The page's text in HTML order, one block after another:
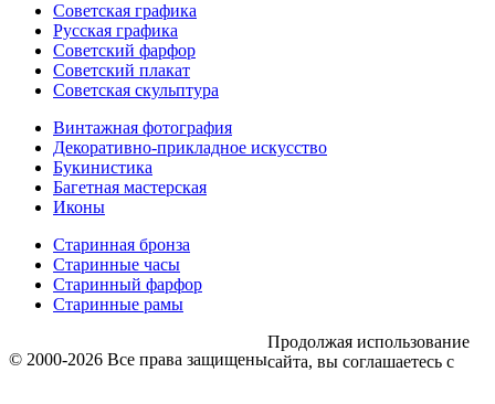
Советская графика
Русская графика
Советский фарфор
Советский плакат
Советская скульптура
Винтажная фотография
Декоративно-прикладное искусство
Букинистика
Багетная мастерская
Иконы
Старинная бронза
Старинные часы
Старинный фарфор
Старинные рамы
© 2000-2026 Все права защищены
Продолжая использование
сайта, вы соглашаетесь с